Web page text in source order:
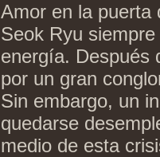
Amor en la puerta
Seok Ryu
energía. Después
por un gran
Sin embargo, un
quedarse
medio de esta